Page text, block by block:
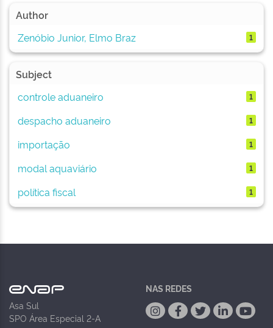
Author
Zenóbio Junior, Elmo Braz
1
Subject
controle aduaneiro
1
despacho aduaneiro 1
importação 1
modal aquaviário 1
política fiscal 1
Asa Sul
SPO Área Especial 2-A
NAS REDES